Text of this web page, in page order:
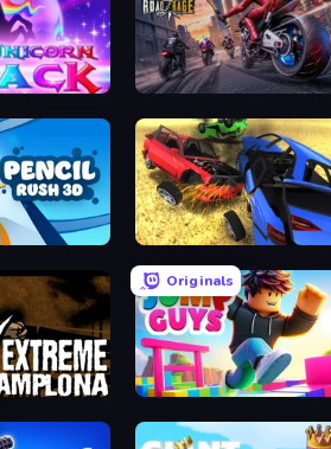
Road Rage
Car Crash Simulator Royale
Originals
Jump Guys